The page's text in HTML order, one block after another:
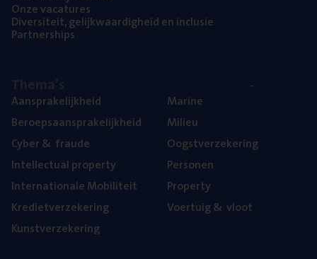
Onze vaca­tu­res
Diver­si­teit, gelijk­waar­dig­heid en inclusie
Part­ner­ships
Aan­spra­ke­lijk­heid
Beroeps­aan­spra­ke­lijk­heid
Cyber& fraude
Intel­lec­tu­al property
Inter­na­ti­o­na­le Mobiliteit
Kre­diet­ver­ze­ke­ring
Kunst­ver­ze­ke­ring
Mari­ne
Mili­eu
Oogst­ver­ze­ke­ring
Per­so­nen
Pro­per­ty
Voer­tuig& vloot